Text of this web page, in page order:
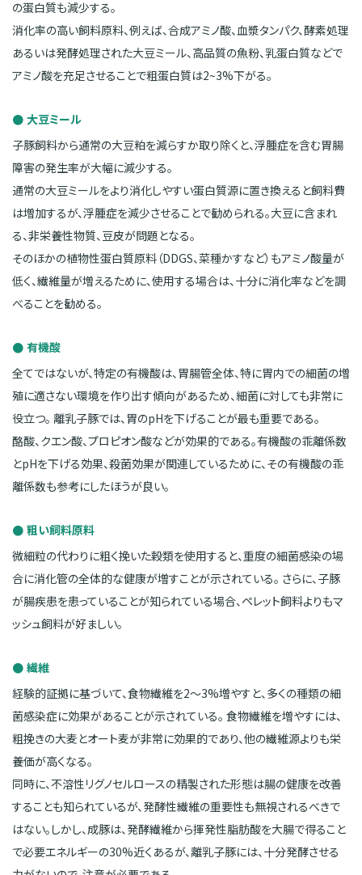
の蛋白質も減少する。
消化率の高い飼料原料、例えば、合成アミノ酸、血漿タンパク、酵素処理
あるいは発酵処理された大豆ミール、高品質の魚粉、乳蛋白質などで
アミノ酸を充足させることで粗蛋白質は2~3%下がる。
大豆ミール
子豚飼料から通常の大豆粕を減らすか取り除くと、浮腫症を含む胃腸
障害の発生率が大幅に減少する。
通常の大豆ミールをより消化しやすい蛋白質源に置き換えると飼料費
は増加するが、浮腫症を減少させることで勧められる。大豆に含まれ
る、非栄養性物質、豆皮が問題となる。
そのほかの植物性蛋白質原料（DDGS、菜種かすなど）もアミノ酸量が
低く、繊維量が増えるために、使用する場合は、十分に消化率などを調
べることを勧める。
有機酸
全てではないが、特定の有機酸は、胃腸管全体、特に胃内での細菌の増
殖に適さない環境を作り出す傾向があるため、細菌に対しても非常に
役立つ。 離乳子豚では、胃のpHを下げることが最も重要である。
酪酸、クエン酸、プロピオン酸などが効果的である。有機酸の乖離係数
とpHを下げる効果、殺菌効果が関連しているために、その有機酸の乖
離係数も参考にしたほうが良い。
粗い飼料原料
微細粒の代わりに粗く挽いた穀類を使用すると、重度の細菌感染の場
合に消化管の全体的な健康が増すことが示されている。 さらに、子豚
が腸疾患を患っていることが知られている場合、ペレット飼料よりもマ
ッシュ飼料が好ましい。
繊維
経験的証拠に基づいて、食物繊維を2〜3%増やすと、多くの種類の細
菌感染症に効果があることが示されている。 食物繊維を増やすには、
粗挽きの大麦とオート麦が非常に効果的であり、他の繊維源よりも栄
養価が高くなる。
同時に、不溶性リグノセルロースの精製された形態は腸の健康を改善
することも知られているが、発酵性繊維の重要性も無視されるべきで
はない。しかし、成豚は、発酵繊維から揮発性脂肪酸を大腸で得ること
で必要エネルギーの30%近くあるが、離乳子豚には、十分発酵させる